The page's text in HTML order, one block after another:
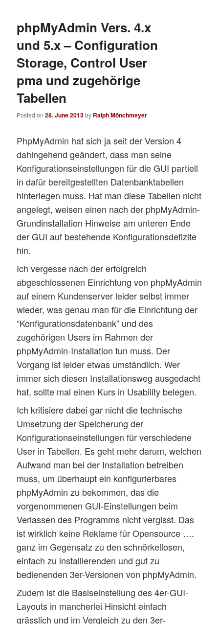
phpMyAdmin Vers. 4.x
und 5.x – Configuration
Storage, Control User
pma und zugehörige
Tabellen
Posted on28. June 2013by Ralph Mönchmeyer
PhpMyAdmin hat sich ja seit der Version 4
dahingehend geändert, dass man seine
Konfigurationseinstellungen für die GUI partiell
in dafür bereitgestellten Datenbanktabellen
hinterlegen muss. Hat man diese Tabellen nicht
angelegt, weisen einen nach der phpMyAdmin-
Grundinstallation Hinweise am unteren Ende
der GUI auf bestehende Konfigurationsdefizite
hin.
Ich vergesse nach der erfolgreich
abgeschlossenen Einrichtung von phpMyAdmin
auf einem Kundenserver leider selbst immer
wieder, was genau man für die Einrichtung der
“Konfigurationsdatenbank” und des
zugehörigen Users im Rahmen der
phpMyAdmin-Installation tun muss. Der
Vorgang ist leider etwas umständlich. Wer
immer sich diesen Installationsweg ausgedacht
hat, sollte mal einen Kurs in Usability belegen.
Ich kritisiere dabei gar nicht die technische
Umsetzung der Speicherung der
Konfigurationseinstellungen für verschiedene
User in Tabellen. Es geht mehr darum, welchen
Aufwand man bei der Installation betreiben
muss, um überhaupt ein konfigurierbares
phpMyAdmin zu bekommen, das die
vorgenommenen GUI-Einstellungen beim
Verlassen des Programms nicht vergisst. Das
ist wirklich keine Reklame für Opensource ….
ganz im Gegensatz zu den schnörkellosen,
einfach zu installierenden und gut zu
bedienenden 3er-Versionen von phpMyAdmin.
Zudem ist die Basiseinstellung des 4er-GUI-
Layouts in mancherlei Hinsicht einfach
grässlich und im Vergleich zu den 3er-